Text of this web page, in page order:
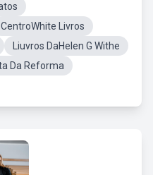
CentroWhite Livros
Liuvros DaHelen G Withe
Da Reforma